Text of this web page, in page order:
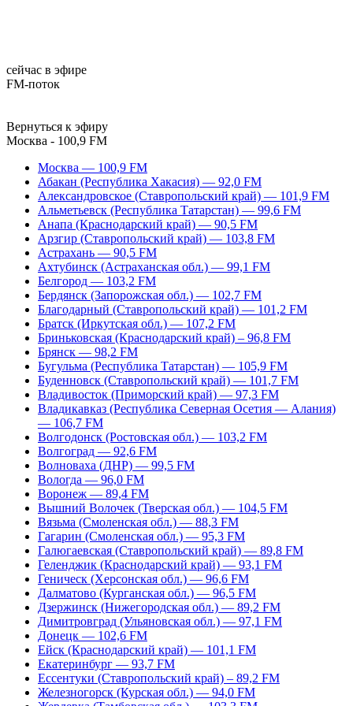
сейчас в эфире
FM-поток
Вернуться к эфиру
Москва - 100,9 FM
Москва — 100,9 FM
Абакан (Республика Хакасия) — 92,0 FM
Александровское (Ставропольский край) — 101,9 FM
Альметьевск (Республика Татарстан) — 99,6 FM
Анапа (Краснодарский край) — 90,5 FM
Арзгир (Ставропольский край) — 103,8 FM
Астрахань — 90,5 FM
Ахтубинск (Астраханская обл.) — 99,1 FM
Белгород — 103,2 FM
Бердянск (Запорожская обл.) — 102,7 FM
Благодарный (Ставропольский край) — 101,2 FM
Братск (Иркутская обл.) — 107,2 FM
Бриньковская (Краснодарский край) – 96,8 FM
Брянск — 98,2 FM
Бугульма (Республика Татарстан) — 105,9 FM
Буденновск (Ставропольский край) — 101,7 FM
Владивосток (Приморский край) — 97,3 FM
Владикавказ (Республика Северная Осетия — Алания)
— 106,7 FM
Волгодонск (Ростовская обл.) — 103,2 FM
Волгоград — 92,6 FM
Волноваха (ДНР) — 99,5 FM
Вологда — 96,0 FM
Воронеж — 89,4 FM
Вышний Волочек (Тверская обл.) — 104,5 FM
Вязьма (Смоленская обл.) — 88,3 FM
Гагарин (Смоленская обл.) — 95,3 FM
Галюгаевская (Ставропольский край) — 89,8 FM
Геленджик (Краснодарский край) — 93,1 FM
Геническ (Херсонская обл.) — 96,6 FM
Далматово (Курганская обл.) — 96,5 FM
Дзержинск (Нижегородская обл.) — 89,2 FM
Димитровград (Ульяновская обл.) — 97,1 FM
Донецк — 102,6 FM
Ейск (Краснодарский край) — 101,1 FM
Екатеринбург — 93,7 FM
Ессентуки (Ставропольский край) – 89,2 FM
Железногорск (Курская обл.) — 94,0 FM